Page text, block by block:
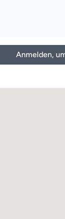
Anmelden,